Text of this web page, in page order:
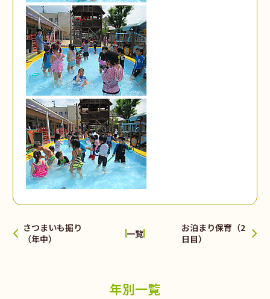
さつまいも掘り
（年中）
一覧
お泊まり保育（2
日目）
年別一覧